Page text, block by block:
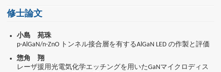
修士論文
小島 苑珠
p-AlGaN/n-ZnO トンネル接合層を有するAlGaN LED の作製と評価
惣角 翔
レーザ援用光電気化学エッチングを用いたGaNマイクロディス